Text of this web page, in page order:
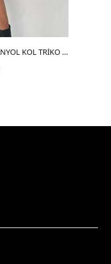
YARIM FERMUAR DETAY İSPANYOL KOL TRİKO SİYAH